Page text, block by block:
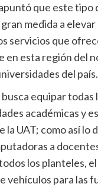
que este tipo
medida a elevar
servicios que
en esta región del
del país.
equipar todas
académicas y
la UAT; como así lo
a
los planteles, el
vehículos para las